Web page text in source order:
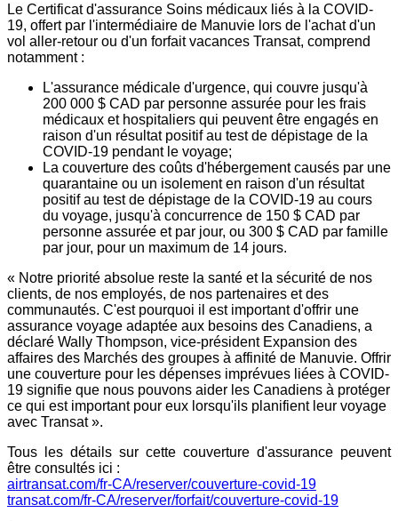
Le Certificat d'assurance Soins médicaux liés à la COVID-
19, offert par l'intermédiaire de Manuvie lors de l'achat d'un
vol aller-retour ou d'un forfait vacances Transat, comprend
notamment :
L'assurance médicale d'urgence, qui couvre jusqu'à
200 000 $ CAD par personne assurée pour les frais
médicaux et hospitaliers qui peuvent être engagés en
raison d'un résultat positif au test de dépistage de la
COVID-19 pendant le voyage;
La couverture des coûts d'hébergement causés par une
quarantaine ou un isolement en raison d'un résultat
positif au test de dépistage de la COVID-19 au cours
du voyage, jusqu'à concurrence de 150 $ CAD par
personne assurée et par jour, ou 300 $ CAD par famille
par jour, pour un maximum de 14 jours.
« Notre priorité absolue reste la santé et la sécurité de nos
clients, de nos employés, de nos partenaires et des
communautés. C'est pourquoi il est important d'offrir une
assurance voyage adaptée aux besoins des Canadiens, a
déclaré Wally Thompson, vice-président Expansion des
affaires des Marchés des groupes à affinité de Manuvie. Offrir
une couverture pour les dépenses imprévues liées à COVID-
19 signifie que nous pouvons aider les Canadiens à protéger
ce qui est important pour eux lorsqu'ils planifient leur voyage
avec Transat ».
Tous les détails sur cette couverture d'assurance peuvent
être consultés ici :
airtransat.com/fr-CA/reserver/couverture-covid-19
transat.com/fr-CA/reserver/forfait/couverture-covid-19